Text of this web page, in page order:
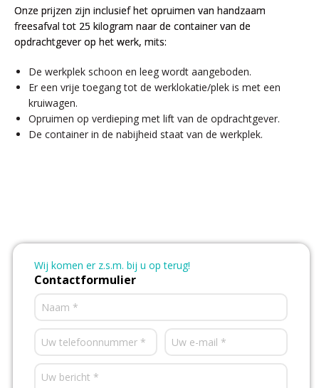
Onze prijzen zijn inclusief het opruimen van handzaam
freesafval tot 25 kilogram naar de container van de
opdrachtgever op het werk, mits:
De werkplek schoon en leeg wordt aangeboden.
Er een vrije toegang tot de werklokatie/plek is met een
kruiwagen.
Opruimen op verdieping met lift van de opdrachtgever.
De container in de nabijheid staat van de werkplek.
Wij komen er z.s.m. bij u op terug!
Contactformulier